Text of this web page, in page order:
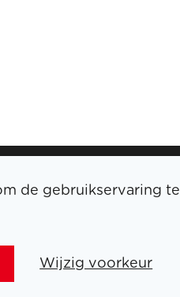
SPELEN
de gebruikservaring te
Wijzig voorkeur